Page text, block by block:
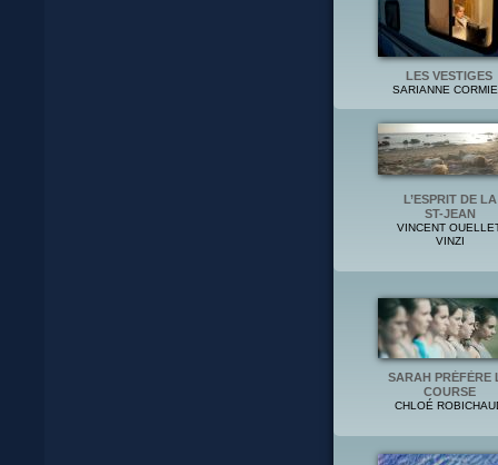
SARAH PRÉFÈRE
COURSE
CHLOÉ
L’ESPRIT DE LA
ST-JEAN
VINCENT
VINZI
LES VESTIGES
SARIANNE